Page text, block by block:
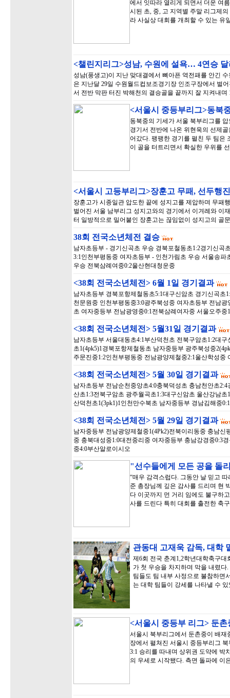
에서 잇따라 열리게 되면서 더운 여
시된 초, 중, 고 지역별 주말 리그제
라 사실상 대회를 개최할 수 있는 유
<챌린지리그>성남, 수원에 설욕… 4연승
성남(풍생고)이 지난 맞대결에서 뼈아픈 역전패를 안긴
은 지난달 29일 수원월드컵보조경기장 인조구장에서 벌
서 전반 막판 터진 박해천의 결승골을 끝까지 잘 지켜내
<서울시 중등부리그>동북
동북중의 기세가 서울 북부리그를
경기서 전반에 나온 위현욱의 선제
어갔다. 팽팽한 경기를 펼친 두 팀은
이 골을 터트리면서 확실한 우위를
<서울시 고등부리그>장훈고 무패, 선두행
장훈고가 시종일관 압도한 끝에 성지고를 제압하며 무패
벌어진 서울 남부리그 성지고와의 경기에서 이겨례와 이
터 일방적으로 밀어붙인 장훈고는 끊임없이 성지고의 골
38회 전국소년체전 결승
남자초등부 - 경기신곡초 우승 경북포철동초1:2경기신곡
3:1인천부평동중 여자초등부 - 인천가림초 우승 서울송
우승 전북삼례여중0:2울산현대청운중
<38회 전국소년체전> 6월 1일 경기결과
남자초등부 경북포항제철동초5:1대구신암초 경기신곡
천문원중 인천부평동중3:0광주북성중 여자초등부 전남
초 여자중등부 전남광영중0:1전북삼례여자중 서울오주중
<38회 전국소년체전> 5월31일 경기결과
남자초등부 서울대동초4:1부산덕천초 전북구암초1:2대
초1(4pk5)1경북포항제철동초 남자중등부 광주북성중
주문진중1:2인천부평동중 전남광양제철중2:1울산학성
<38회 전국소년체전> 5월 30일 경기결과
남자초등부 전남순천중앙초4:0충북덕성초 충남천안초
산초1:3전북구암초 광주월곡초1:3대구신암초 울산강남
산덕천초1(3pk1)1인천만수북초 남자중등부 경남김해중
<38회 전국소년체전> 5월 29일 경기결과
남자중등부 전남광양제철중1(4Pk2)전북이리동중 충남
중 충북대성중1:0대전중리중 여자중등부 충남강경중0:3
중4:0부산알로이시오
"선수들에게 모든 공을 돌
“매우 감격스럽다. 그동안 날 믿고
준 총장님께 깊은 감사를 드리며 현
다 이곳까지 먼 거리 임에도 불구하
사를 드린다 특히 대회를 출전한 축
관동대 고재욱 감독, 대학
제6회 전국 춘계1,2학년대학축구
가 첫 우승을 차지하며 막을 내렸
팀들도 팀 내부 사정으로 불참하면
는 대학 팀들이 강세를 나타낼 수
<서울시 중등부 리그> 둔
서울시 북부리그에서 둔촌중이 배재
장에서 펼쳐진 서울시 중등부리그
3:1 승리를 따내며 상위권 도약에 박
의 우세로 시작됐다. 측면 돌파에 이